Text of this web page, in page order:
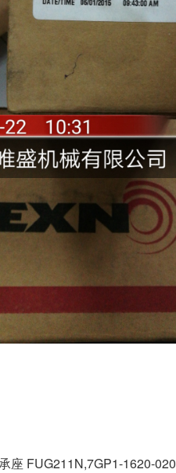
座 FUG211N,7GP1-1620-020